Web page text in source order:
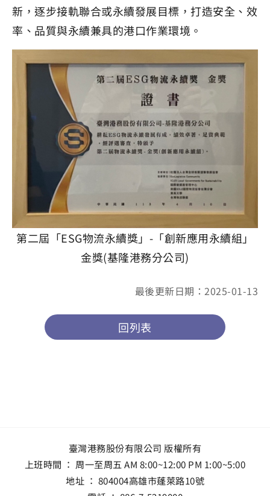
新，逐步接軌聯合或永續發展目標，打造安全、效
率、品質與永續兼具的港口作業環境。
第二屆「ESG物流永續獎」-「創新應用永續組」
金獎(基隆港務分公司)
最後更新日期：2025-01-13
回列表
臺灣港務股份有限公司 版權所有
上班時間 ： 周一至周五 AM 8:00~12:00 PM 1:00~5:00
地址 ： 804004高雄市蓬萊路10號